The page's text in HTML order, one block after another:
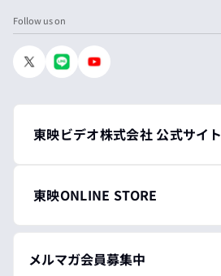
Follow us on
東映ビデオ株式会社 公式サイト
東映ONLINE STORE
メルマガ会員募集中